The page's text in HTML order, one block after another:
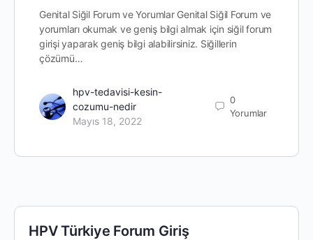
Genital Siğil Forum ve Yorumlar Genital Siğil Forum ve
yorumları okumak ve geniş bilgi almak için siğil forum
girişi yaparak geniş bilgi alabilirsiniz. Siğillerin
çözümü…
hpv-tedavisi-kesin-
cozumu-nedir
Mayıs 18, 2022
0
Yorumlar
HPV Türkiye Forum Giriş